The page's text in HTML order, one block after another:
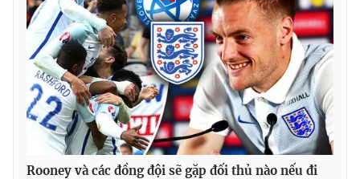
Rooney và các đồng đội sẽ gặp đối thủ nào nếu đi